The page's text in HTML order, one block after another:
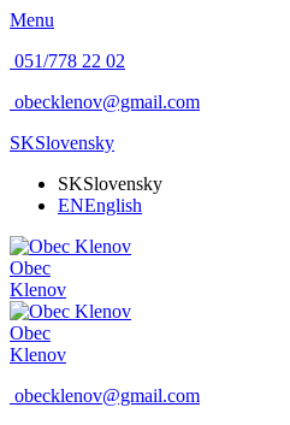
Menu
051/778 22 02
obecklenov@gmail.com
SKSlovensky
SKSlovensky
ENEnglish
Obec
Klenov
Obec
Klenov
obecklenov@gmail.com